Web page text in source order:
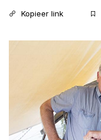
Kopieer link